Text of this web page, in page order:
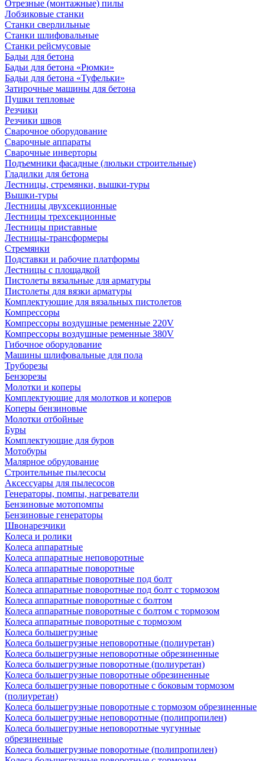
Отрезные (монтажные) пилы
Лобзиковые станки
Станки сверлильные
Станки шлифовальные
Станки рейсмусовые
Бадьи для бетона
Бадьи для бетона «Рюмки»
Бадьи для бетона «Туфельки»
Затирочные машины для бетона
Пушки тепловые
Резчики
Резчики швов
Сварочное оборудование
Сварочные аппараты
Сварочные инверторы
Подъемники фасадные (люльки строительные)
Гладилки для бетона
Лестницы, стремянки, вышки-туры
Вышки-туры
Лестницы двухсекционные
Лестницы трехсекционные
Лестницы приставные
Лестницы-трансформеры
Стремянки
Подставки и рабочие платформы
Лестницы с площадкой
Пистолеты вязальные для арматуры
Пистолеты для вязки арматуры
Комплектующие для вязальных пистолетов
Компрессоры
Компрессоры воздушные ременные 220V
Компрессоры воздушные ременные 380V
Гибочное оборудование
Машины шлифовальные для пола
Труборезы
Бензорезы
Молотки и коперы
Комплектующие для молотков и коперов
Коперы бензиновые
Молотки отбойные
Буры
Комплектующие для буров
Мотобуры
Малярное обрудование
Строительные пылесосы
Аксессуары для пылесосов
Генераторы, помпы, нагреватели
Бензиновые мотопомпы
Бензиновые генераторы
Швонарезчики
Колеса и ролики
Колеса аппаратные
Колеса аппаратные неповоротные
Колеса аппаратные поворотные
Колеса аппаратные поворотные под болт
Колеса аппаратные поворотные под болт с тормозом
Колеса аппаратные поворотные с болтом
Колеса аппаратные поворотные с болтом с тормозом
Колеса аппаратные поворотные с тормозом
Колеса большегрузные
Колеса большегрузные неповоротные (полиуретан)
Колеса большегрузные неповоротные обрезиненные
Колеса большегрузные поворотные (полиуретан)
Колеса большегрузные поворотные обрезиненные
Колеса большегрузные поворотные с боковым тормозом
(полиуретан)
Колеса большегрузные поворотные с тормозом обрезиненные
Колеса большегрузные неповоротные (полипропилен)
Колеса большегрузные неповоротные чугунные
обрезиненные
Колеса большегрузные поворотные (полипропилен)